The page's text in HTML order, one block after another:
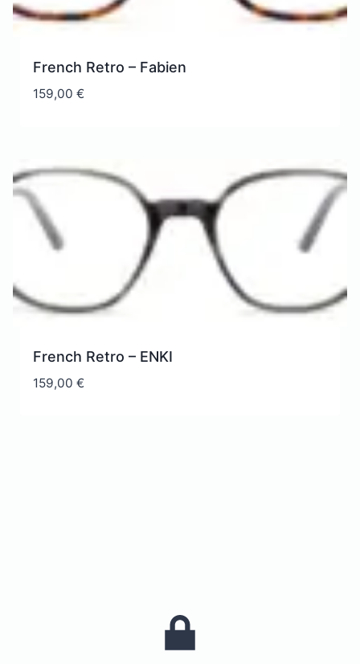
French Retro – Fabien
159,00€
French Retro – ENKI
159,00€